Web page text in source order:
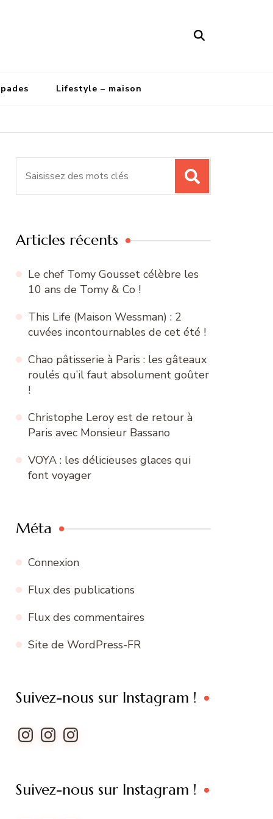
Lifestyle – maison
Articles récents
Le chef Tomy Gousset célèbre les
10 ans de Tomy & Co !
This Life (Maison Wessman) : 2
cuvées incontournables de cet été !
Chao pâtisserie à Paris : les gâteaux
roulés qu’il faut absolument goûter
!
Christophe Leroy est de retour à
Paris avec Monsieur Bassano
VOYA : les délicieuses glaces qui
font voyager
Méta
Connexion
Flux des publications
Flux des commentaires
Site de WordPress-FR
Suivez-nous sur Instagram !
Instagram
InstagramInstagram
Suivez-nous sur Instagram !